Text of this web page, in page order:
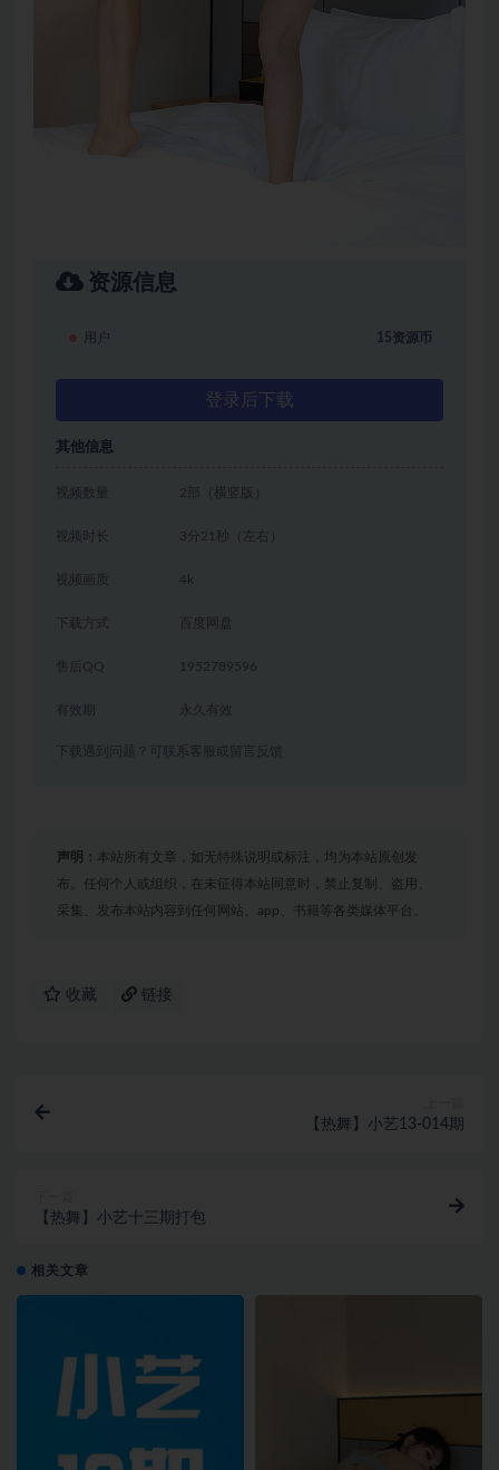
资源信息
用户 15资源币
登录后下载
其他信息
视频数量 2部（横竖版）
视频时长 3分21秒（左右）
视频画质 4k
下载方式 百度网盘
售后QQ 1952789596
有效期 永久有效
下载遇到问题？可联系客服或留言反馈
声明： 本站所有文章，如无特殊说明或标注，均为本站原创发
布。任何个人或组织，在未征得本站同意时，禁止复制、盗用、
采集、发布本站内容到任何网站、app、书籍等各类媒体平台。
收藏 链接
【热舞】小艺13-014期
【热舞】小艺十三期打包
相关文章